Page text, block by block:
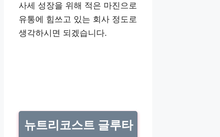
사세 성장을 위해 적은 마진으로
유통에 힘쓰고 있는 회사 정도로
생각하시면 되겠습니다.
뉴트리코스트 글루타